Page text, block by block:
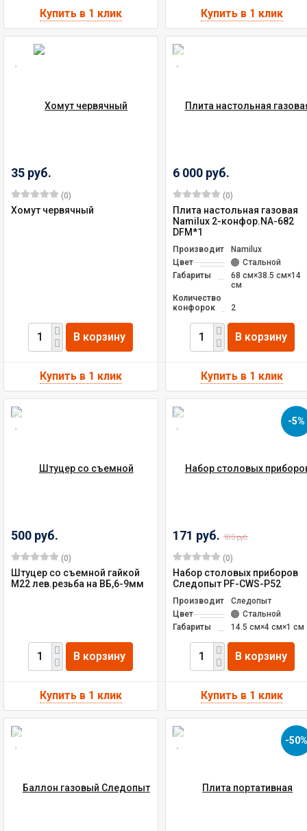
35 руб.
(0)
Хомут червячный
В корзину
6 000 руб.
(0)
Плита настольная газовая
Namilux 2-конфор.NA-682
DFM*1
ПроизводительNamilux
Цвет
Стальной
Габариты
68 см×38.5 см×14
см
Количество
конфорок
2
В корзину
500 руб.
(0)
Штуцер со съемной гайкой
М22 лев.резьба на ВБ,6-9мм
В корзину
-5%
171 руб. 180 руб.
(0)
Набор столовых приборов
Следопыт PF-CWS-P52
ПроизводительСледопыт
Цвет
Стальной
Габариты
14.5 см×4 см×1 см
В корзину
-50%